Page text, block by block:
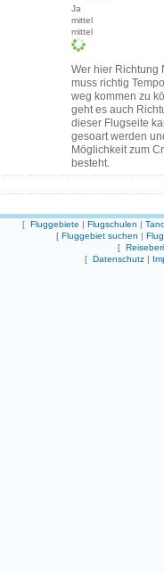
Ja
mittel
mittel
Wer hier Richtung
muss richtig
weg kommen zu
geht es auch
dieser Flugseite
gesoart werden
Möglichkeit zum
besteht.
[ Fluggebiete | Flugschulen |
[ Fluggebiet suchen |
[
[ Datenschutz |